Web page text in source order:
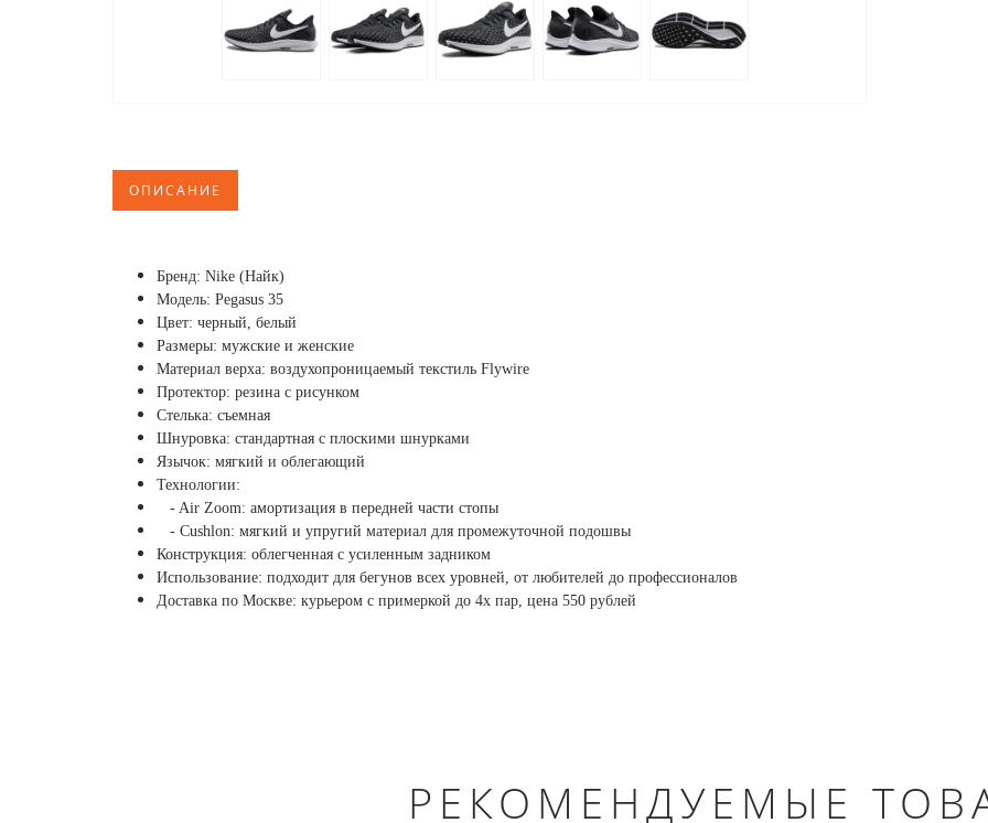
ОПИСАНИЕ
Бренд: Nike (Найк)
Модель: Pegasus 35
Цвет: черный, белый
Размеры: мужские и женские
Материал верха: воздухопроницаемый текстиль Flywire
Протектор: резина с рисунком
Стелька: съемная
Шнуровка: стандартная с плоскими шнурками
Язычок: мягкий и облегающий
Технологии:
- Air Zoom: амортизация в передней части стопы
- Cushlon: мягкий и упругий материал для промежуточной подошвы
Конструкция: облегченная с усиленным задником
Использование: подходит для бегунов всех уровней, от любителей до профессионалов
Доставка по Москве: курьером с примеркой до 4х пар, цена 550 рублей
РЕКОМЕНДУЕМЫЕ